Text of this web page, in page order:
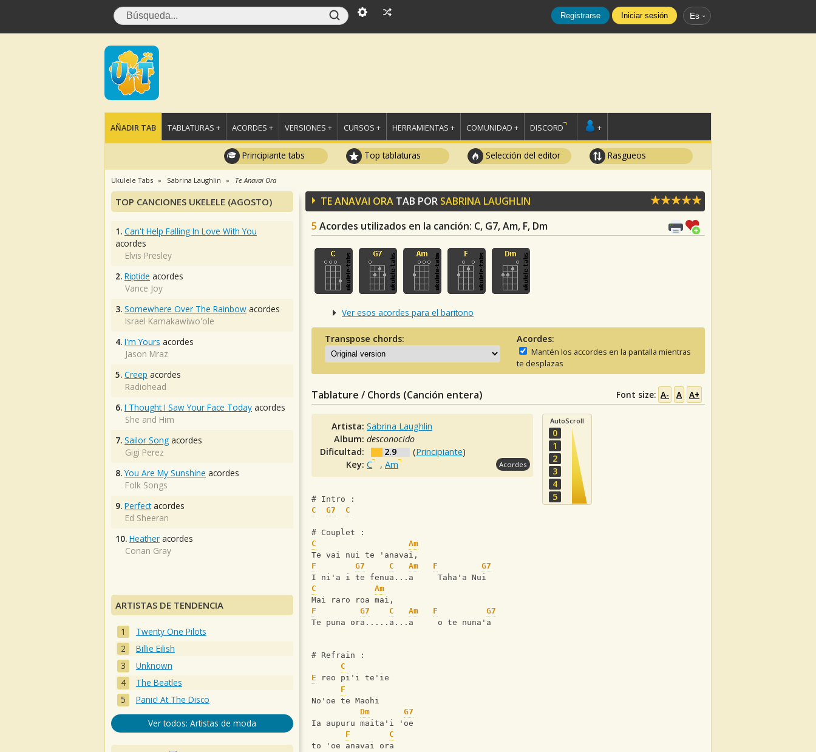
Registrarse Iniciar sesión Es
AÑADIR TAB TABLATURAS + ACORDES + VERSIONES + CURSOS + HERRAMIENTAS + COMUNIDAD + DISCORD +
Principiante tabs Top tablaturas Selección del editor Rasgueos
Ukulele Tabs Sabrina Laughlin Te Anavai Ora
TE ANAVAI ORA TAB POR SABRINA LAUGHLIN
5 Acordes utilizados en la canción: C, G7, Am, F, Dm
Ver esos acordes para el baritono
Transpose chords: Acordes:
Mantén los accordes en la pantalla mientras
te desplazas
Tablature / Chords (Canción entera) Font size: A- A A+
Artista:Sabrina Laughlin
Album:desconocido
Dificultad:
2.9 (Principiante)
Key:C ,Am Acordes
AutoScroll
0
1
2
3
4
5
# Intro :
C
G7 C
# Couplet :
C
Am
Te vai nui te 'anavai,
F
G7 C Am F
G7
I ni'a i te fenua...a     Taha'a Nui
C
Am
Mai raro roa mai,
F
G7 C Am F
G7
Te puna ora.....a...a     o te nuna'a
# Refrain :
C
E reo pi'i te'ie
F
No'oe te Maohi
Dm
G7
Ia aupuru maita'i 'oe
F
C
to 'oe anavai ora
TOP CANCIONES UKELELE (AGOSTO)
1. Can't Help Falling In Love With You
acordes
Elvis Presley
2. Riptide acordes
Vance Joy
3. Somewhere Over The Rainbow acordes
Israel Kamakawiwo'ole
4. I'm Yours acordes
Jason Mraz
5. Creep acordes
Radiohead
6. I Thought I Saw Your Face Today acordes
She and Him
7. Sailor Song acordes
Gigi Perez
8. You Are My Sunshine acordes
Folk Songs
9. Perfectacordes
Ed Sheeran
10. Heather acordes
Conan Gray
ARTISTAS DE TENDENCIA
Twenty One Pilots
Billie Eilish
Unknown
The Beatles
Panic! At The Disco
Ver todos: Artistas de moda